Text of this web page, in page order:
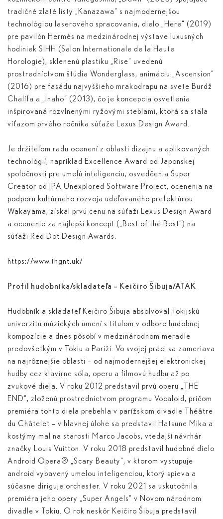
tradičné zlaté listy „Kanazawa“ s najmodernejšou
technológiou laserového spracovania, dielo „Here“ (2019)
pre pavilón Hermès na medzinárodnej výstave luxusných
hodiniek SIHH (Salon Internationale de la Haute
Horologie), sklenenú plastiku „Rise“ uvedenú
prostredníctvom štúdia Wonderglass, animáciu „Ascension“
(2016) pre fasádu najvyššieho mrakodrapu na svete Burdž
Chalífa a „Inaho“ (2013), čo je koncepcia osvetlenia
inšpirovaná rozvlnenými ryžovými steblami, ktorá sa stala
víťazom prvého ročníka súťaže Lexus Design Award.
Je držiteľom radu ocenení z oblasti dizajnu a aplikovaných
technológií, napríklad Excellence Award od Japonskej
spoločnosti pre umelú inteligenciu, osvedčenia Super
Creator od IPA Unexplored Software Project, ocenenia na
podporu kultúrneho rozvoja udeľovaného prefektúrou
Wakayama, získal prvú cenu na súťaži Lexus Design Award
a ocenenie za najlepší koncept („Best of the Best“) na
súťaži Red Dot Design Awards.
https://www.tngnt.uk/
Profil hudobníka/skladateľa – Keičiro Šibuja/ATAK
Hudobník a skladateľ Keičiro Šibuja absolvoval Tokijskú
univerzitu múzických umení s titulom v odbore hudobnej
kompozície a dnes pôsobí v medzinárodnom meradle
predovšetkým v Tokiu a Paríži. Vo svojej práci sa zameriava
na najrôznejšie oblasti – od najmodernejšej elektronickej
hudby cez klavírne sóla, operu a filmovú hudbu až po
zvukové diela. V roku 2012 predstavil prvú operu „THE
END“, zloženú prostredníctvom programu Vocaloid, pričom
premiéra tohto diela prebehla v parížskom divadle Théâtre
du Châtelet – v hlavnej úlohe sa predstavil Hatsune Mika a
kostýmy mal na starosti Marco Jacobs, vtedajší návrhár
značky Louis Vuitton. V roku 2018 predstavil hudobné dielo
Android Opera® „Scary Beauty“, v ktorom vystupuje
android vybavený umelou inteligenciou, ktorý spieva a
súčasne diriguje orchester. V roku 2021 sa uskutočnila
premiéra jeho opery „Super Angels“ v Novom národnom
divadle v Tokiu. O rok neskôr Keičiro Šibuja predstavil